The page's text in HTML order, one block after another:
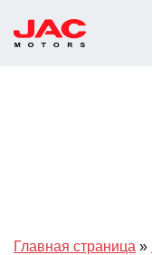
Главная страница »